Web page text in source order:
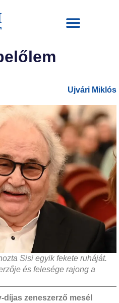
Ujvári Miklós
Sisi egyik fekete ruháját.
és felesége rajong a
díjas zeneszerző mesél